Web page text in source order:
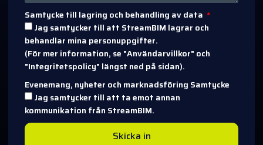
Samtycke till lagring och behandling av data
Jag samtycker till att StreamBIM lagrar och
behandlar mina personuppgifter.
(För mer information, se "Användarvillkor" och
"Integritetspolicy" längst ned på sidan).
Evenemang, nyheter och marknadsföring Samtycke
Jag samtycker till att ta emot annan
kommunikation från StreamBIM.
Skicka in